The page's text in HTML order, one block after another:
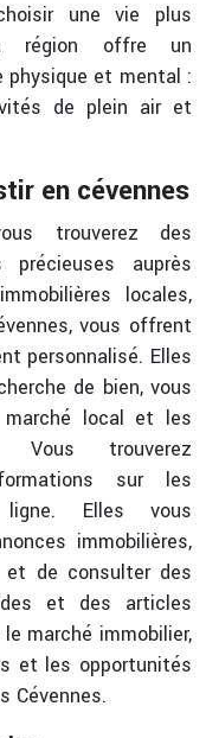
une vie plus
région offre un
physique et mental :
de plein air et
en cévennes
trouverez des
auprès
locales,
vous offrent
personnalisé. Elles
de bien, vous
local et les
Vous trouverez
sur les
ligne. Elles vous
immobilières,
et de consulter des
et des articles
marché immobilier,
et les opportunités
Cévennes.